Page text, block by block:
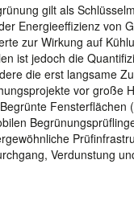
gilt als
Energieeffizienz von
zur Wirkung auf
ist jedoch die
die erst langsame
vor große
Verdunstung